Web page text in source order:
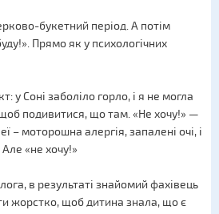
букетний період. А потім
Прямо як у психологічних
у Соні заболіло горло, і я не могла
щоб подивитися, що там. «Не хочу!» —
– моторошна алергія, запалені очі, і
«не хочу!»
в результаті знайомий фахівець
жорстко, щоб дитина знала, що є